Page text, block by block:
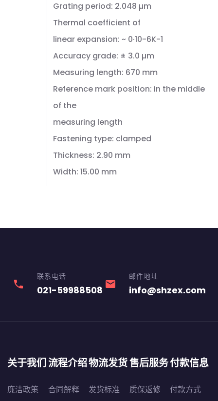
Grating period: 2.048 µm
Thermal coefficient of
linear expansion: ~ 0·10-6K-1
Accuracy grade: ± 3.0 µm
Measuring length: 670 mm
Reference mark position: in the middle
of the
measuring length
Fastening type: clamped
Thickness: 2.90 mm
Width: 15.00 mm
phone
联系电话
021-59988508 email
邮件地址
info@shzex.com
关于我们
廉洁政策
流程介绍
合同解释
物流发货
发货标准
售后服务
质保返修
付款信息
付款方式